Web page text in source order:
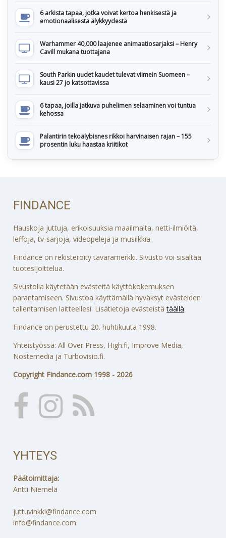
6 arkista tapaa, jotka voivat kertoa henkisestä ja
emotionaalisesta älykkyydestä
Warhammer 40,000 laajenee animaatiosarjaksi – Henry
Cavill mukana tuottajana
South Parkin uudet kaudet tulevat viimein Suomeen –
kausi 27 jo katsottavissa
6 tapaa, joilla jatkuva puhelimen selaaminen voi tuntua
kehossa
Palantirin tekoälybisnes rikkoi harvinaisen rajan – 155
prosentin luku haastaa kriitikot
FINDANCE
Hauskoja juttuja, erikoisuuksia maailmalta, netti-ilmiöitä,
leffoja, tv-sarjoja, videopelejä ja musiikkia.
Findance on rekisteröity tavaramerkki. Sivusto voi sisältää
tuotesijoittelua.
Sivustolla käytetään evästeitä käyttökokemuksen
parantamiseen. Sivustoa käyttämällä hyväksyt evästeiden
tallentamisen laitteellesi. Lisätietoja evästeistätäällä.
Findance on perustettu 20. huhtikuuta 1998.
Yhteistyössä: All Over Press, High.fi, Improve Media,
Nostemedia ja Turbovisio.fi.
Copyright Findance.com 1998 - 2026
YHTEYS
Päätoimittaja:
Antti Niemelä
juttuvinkki@findance.com
info@findance.com